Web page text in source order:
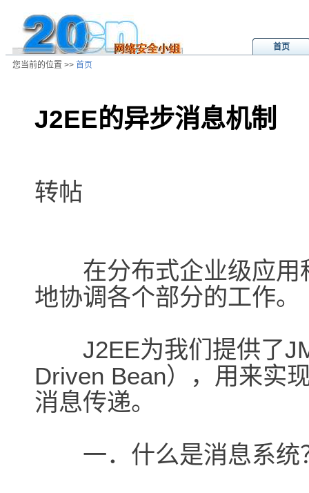
首页
您当前的位置 >> 首页
J2EE的异步消息机制
转帖
在分布式企业级应用
地协调各个部分的工作。
J2EE为我们提供了
Driven Bean），用来实
消息传递。
一．什么是消息系统